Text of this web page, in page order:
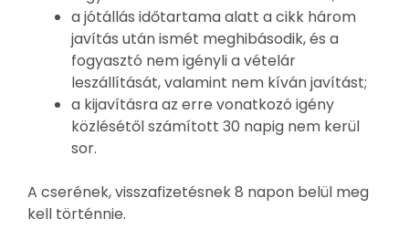
a jótállás időtartama alatt a cikk három
javítás után ismét meghibásodik, és a
fogyasztó nem igényli a vételár
leszállítását, valamint nem kíván javítást;
a kijavításra az erre vonatkozó igény
közlésétől számított 30 napig nem kerül
sor.
A cserének, visszafizetésnek 8 napon belül meg
kell történnie.